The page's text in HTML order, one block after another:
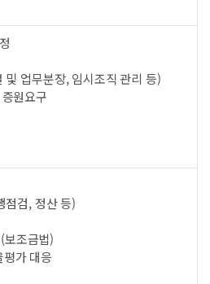
업무분장, 임시조직 관리 등)
원요구
점검, 정산 등)
보조금법)
가 대응